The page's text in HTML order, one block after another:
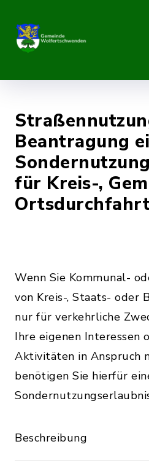
Beantragung
für Kreis-,
Wenn Sie Kommunal-
von Kreis-, Staats- oder
nur für verkehrliche
Ihre eigenen Interessen
Aktivitäten in Anspruch
benötigen Sie hierfür
Beschreibung